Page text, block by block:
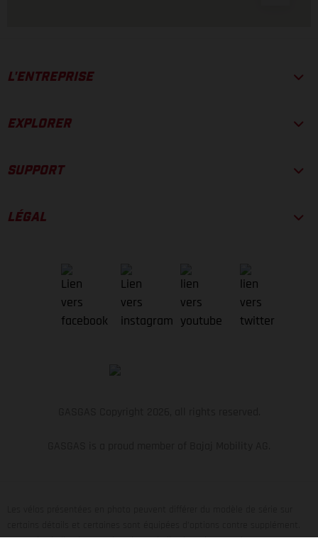
L'ENTREPRISE
EXPLORER
SUPPORT
LÉGAL
Toutes les indications sur le volume de livraison, l’aspect, les